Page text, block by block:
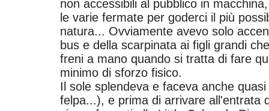
non accessibili al pubblico in
le varie fermate per goderci il più
natura... Ovviamente avevo solo
bus e della scarpinata ai figli grandi
freni a mano quando si tratta di fare
minimo di sforzo fisico.
Il sole splendeva e faceva anche
felpa...), e prima di arrivare all'entrata